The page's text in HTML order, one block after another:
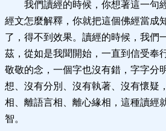
我們讀經的時候，你想著這一句
經文怎麼解釋，你就把這個佛經當成
了，得不到效果。讀經的時候，我們
茲，從如是我聞開始，一直到信受奉
敬敬的念，一個字也沒有錯，字字分
想、沒有分別、沒有執著、沒有懷疑
相、離語言相、離心緣相，這種讀經
智。